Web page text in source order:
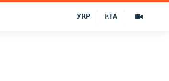
КТА
УКР